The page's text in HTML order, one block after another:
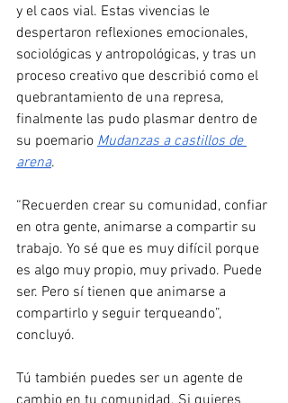
y el caos vial. Estas vivencias le
despertaron reflexiones emocionales,
sociológicas y antropológicas, y tras un
proceso creativo que describió como el
quebrantamiento de una represa,
finalmente las pudo plasmar dentro de
su poemario Mudanzas a castillos de
arena.
“Recuerden crear su comunidad, confiar
en otra gente, animarse a compartir su
trabajo. Yo sé que es muy difícil porque
es algo muy propio, muy privado. Puede
ser. Pero sí tienen que animarse a
compartirlo y seguir terqueando”,
concluyó.
Tú también puedes ser un agente de